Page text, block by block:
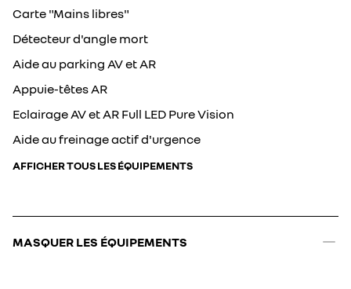
MASQUER LES ÉQUIPEMENTS
Carte "Mains libres"
Détecteur d'angle mort
Aide au parking AV et AR
Appuie-têtes AR
Eclairage AV et AR Full LED Pure Vision
Aide au freinage actif d'urgence
AFFICHER TOUS LES ÉQUIPEMENTS